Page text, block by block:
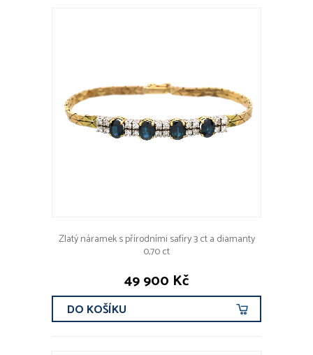
Zlatý náramek s přírodními safíry 3 ct a diamanty
0,70 ct
49 900 Kč
DO KOŠÍKU